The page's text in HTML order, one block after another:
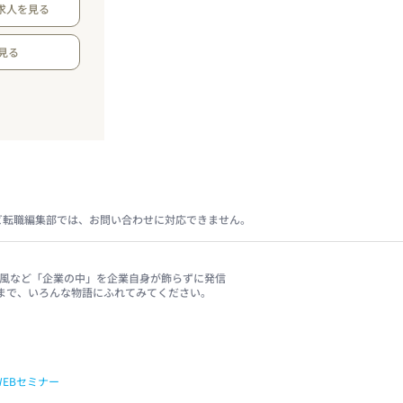
人を見る
る
職編集部では、お問い合わせに対応できません。
など「企業の中」を企業自身が飾らずに発信
、いろんな物語にふれてみてください。
セミナー